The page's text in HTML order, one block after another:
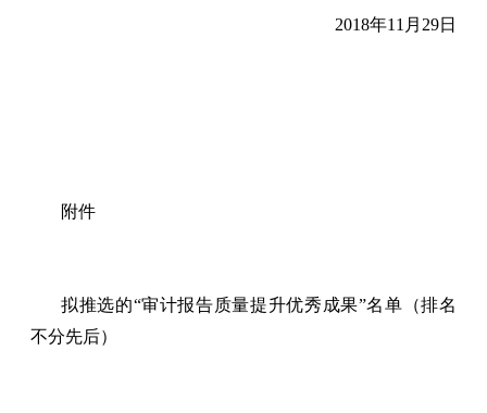
2018年11月29日
附件
拟推选的“审计报告质量提升优秀成果”名单（排名
不分先后）